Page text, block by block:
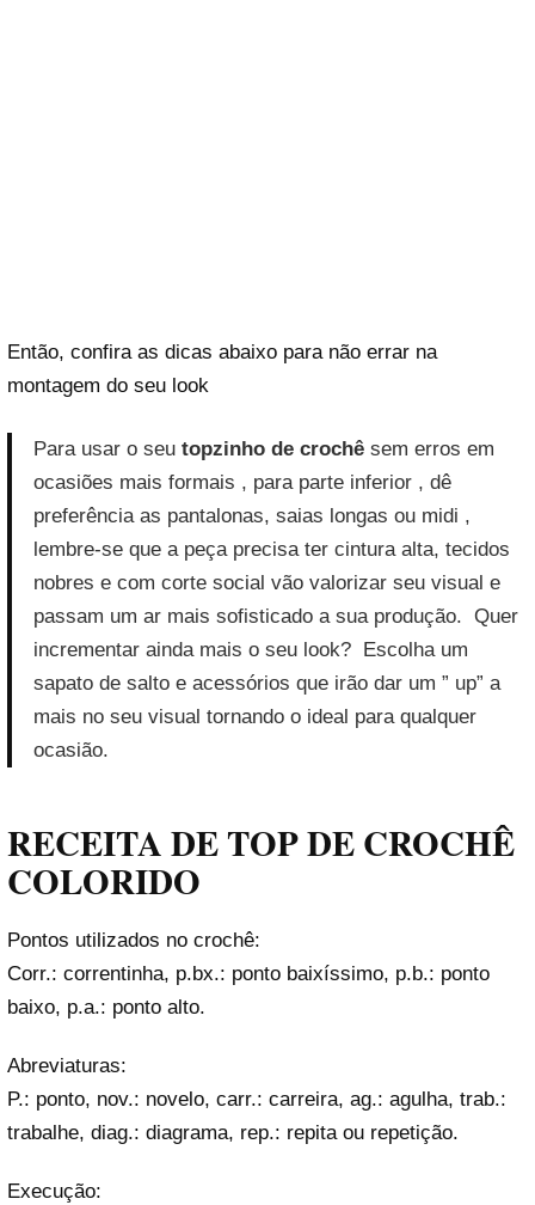
Então, confira as dicas abaixo para não errar na
montagem do seu look
Para usar o seu topzinho de crochê sem erros em
ocasiões mais formais , para parte inferior , dê
preferência as pantalonas, saias longas ou midi ,
lembre-se que a peça precisa ter cintura alta, tecidos
nobres e com corte social vão valorizar seu visual e
passam um ar mais sofisticado a sua produção. Quer
incrementar ainda mais o seu look? Escolha um
sapato de salto e acessórios que irão dar um ” up” a
mais no seu visual tornando o ideal para qualquer
ocasião.
RECEITA DE TOP DE CROCHÊ
COLORIDO
Pontos utilizados no crochê:
Corr.: correntinha, p.bx.: ponto baixíssimo, p.b.: ponto
baixo, p.a.: ponto alto.
Abreviaturas:
P.: ponto, nov.: novelo, carr.: carreira, ag.: agulha, trab.:
trabalhe, diag.: diagrama, rep.: repita ou repetição.
Execução: